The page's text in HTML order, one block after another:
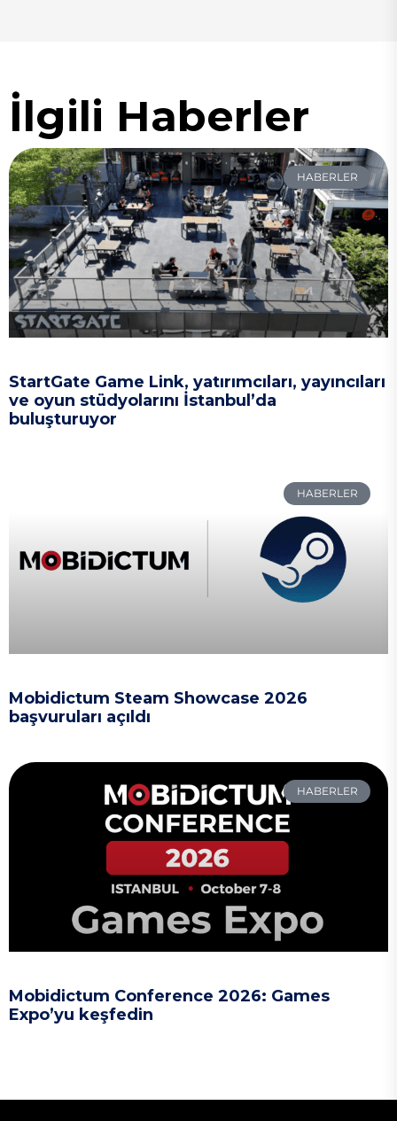
İlgili Haberler
HABERLER
StartGate Game Link, yatırımcıları, yayıncıları
ve oyun stüdyolarını İstanbul’da
buluşturuyor
HABERLER
Mobidictum Steam Showcase 2026
başvuruları açıldı
HABERLER
Mobidictum Conference 2026: Games
Expo’yu keşfedin